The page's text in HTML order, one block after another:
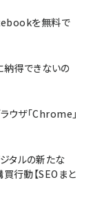
を無料で
納得できないの
ウザ「Chrome」
タルの新たな
買行動【SEOまと